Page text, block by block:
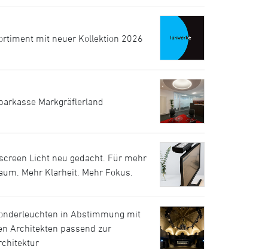
mit neuer Kollektion 2026
Markgräflerland
Licht neu gedacht. Für mehr
Mehr Klarheit. Mehr Fokus.
in Abstimmung mit
Architekten passend zur